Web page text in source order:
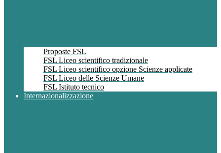
Proposte FSL
FSL Liceo scientifico tradizionale
FSL Liceo scientifico opzione Scienze applicate
FSL Liceo delle Scienze Umane
FSL Istituto tecnico
Internazionalizzazione